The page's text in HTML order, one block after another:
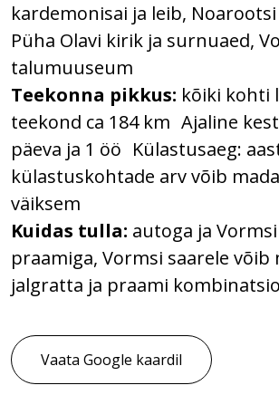
kardemonisai ja leib,
Püha Olavi kirik ja surnuaed,
talumuuseum
Teekonna pikkus: kõiki kohti
teekond ca 184 km Ajaline
päeva ja 1 öö Külastusaeg:
külastuskohtade arv võib
väiksem
Kuidas tulla: autoga ja
praamiga, Vormsi saarele võib
jalgratta ja praami
Vaata Google kaardil